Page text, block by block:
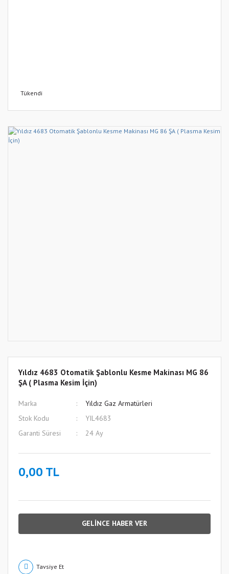
Tükendi
Yıldız 4683 Otomatik Şablonlu Kesme Makinası MG 86
ŞA ( Plasma Kesim İçin)
Marka
Yıldız Gaz Armatürleri
Stok Kodu
YIL4683
Garanti Süresi
24 Ay
0,00 TL
GELİNCE HABER VER
Tavsiye Et